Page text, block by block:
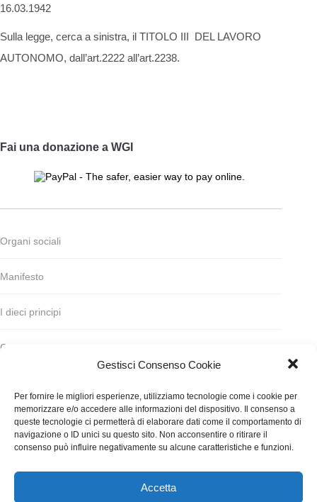
Gestisci Consenso Cookie
Per fornire le migliori esperienze, utilizziamo tecnologie come i cookie per
memorizzare e/o accedere alle informazioni del dispositivo. Il consenso a
queste tecnologie ci permetterà di elaborare dati come il comportamento di
navigazione o ID unici su questo sito. Non acconsentire o ritirare il
consenso può influire negativamente su alcune caratteristiche e funzioni.
Accetta
16.03.1942
Sulla legge, cerca a sinistra, il TITOLO III DEL LAVORO
AUTONOMO, dall’art.2222 all’art.2238.
Fai una donazione a WGI
Organi sociali
Manifesto
I dieci principi
Codice deontologico
Finanziamento
Contatti